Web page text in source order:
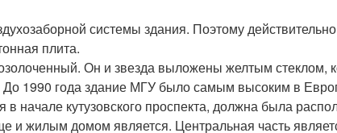
системы здания. Поэтому
плита.
Он и звезда выложены желтым стеклом,
1990 года здание МГУ было самым высоким в
в начале кутузовского проспекта, должна была
и жилым домом является. Центральная часть